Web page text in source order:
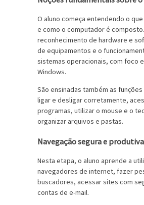
O aluno começa entendendo o
e como o computador é
reconhecimento de hardware e
de equipamentos e o
sistemas operacionais, com foco
Windows.
São ensinadas também as
ligar e desligar corretamente,
programas, utilizar o mouse e o
organizar arquivos e pastas.
Navegação segura e
Nesta etapa, o aluno aprende a
navegadores de internet, fazer
buscadores, acessar sites com
contas de e-mail.